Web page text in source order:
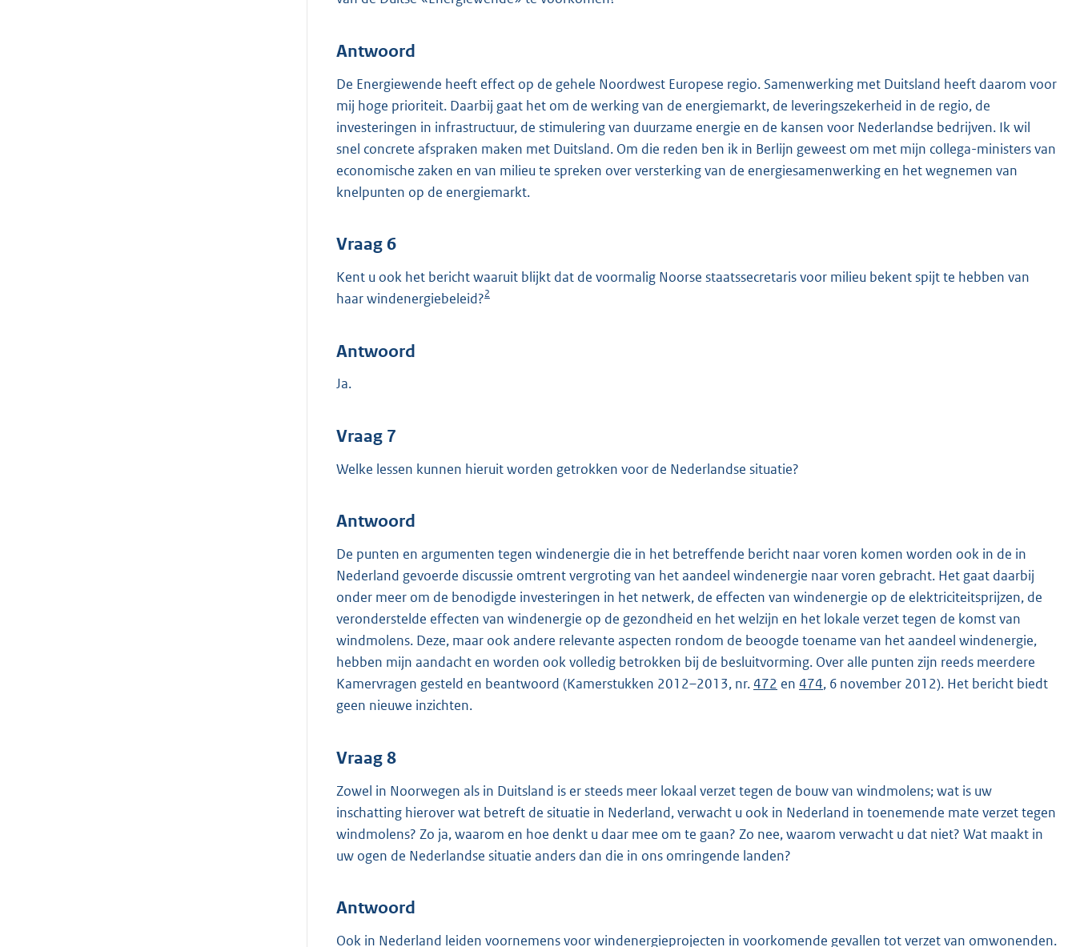
Antwoord
De Energiewende heeft effect op de gehele Noordwest Europese regio. Samenwerking met Duitsland heeft daarom voor
mij hoge prioriteit. Daarbij gaat het om de werking van de energiemarkt, de leveringszekerheid in de regio, de
investeringen in infrastructuur, de stimulering van duurzame energie en de kansen voor Nederlandse bedrijven. Ik wil
snel concrete afspraken maken met Duitsland. Om die reden ben ik in Berlijn geweest om met mijn collega-ministers van
economische zaken en van milieu te spreken over versterking van de energiesamenwerking en het wegnemen van
knelpunten op de energiemarkt.
Vraag 6
Kent u ook het bericht waaruit blijkt dat de voormalig Noorse staatssecretaris voor milieu bekent spijt te hebben van
haar windenergiebeleid?2
Antwoord
Ja.
Vraag 7
Welke lessen kunnen hieruit worden getrokken voor de Nederlandse situatie?
Antwoord
De punten en argumenten tegen windenergie die in het betreffende bericht naar voren komen worden ook in de in
Nederland gevoerde discussie omtrent vergroting van het aandeel windenergie naar voren gebracht. Het gaat daarbij
onder meer om de benodigde investeringen in het netwerk, de effecten van windenergie op de elektriciteitsprijzen, de
veronderstelde effecten van windenergie op de gezondheid en het welzijn en het lokale verzet tegen de komst van
windmolens. Deze, maar ook andere relevante aspecten rondom de beoogde toename van het aandeel windenergie,
hebben mijn aandacht en worden ook volledig betrokken bij de besluitvorming. Over alle punten zijn reeds meerdere
Kamervragen gesteld en beantwoord (Kamerstukken 2012–2013, nr. 472 en 474, 6 november 2012). Het bericht biedt
geen nieuwe inzichten.
Vraag 8
Zowel in Noorwegen als in Duitsland is er steeds meer lokaal verzet tegen de bouw van windmolens; wat is uw
inschatting hierover wat betreft de situatie in Nederland, verwacht u ook in Nederland in toenemende mate verzet tegen
windmolens? Zo ja, waarom en hoe denkt u daar mee om te gaan? Zo nee, waarom verwacht u dat niet? Wat maakt in
uw ogen de Nederlandse situatie anders dan die in ons omringende landen?
Antwoord
Ook in Nederland leiden voornemens voor windenergieprojecten in voorkomende gevallen tot verzet van omwonenden.